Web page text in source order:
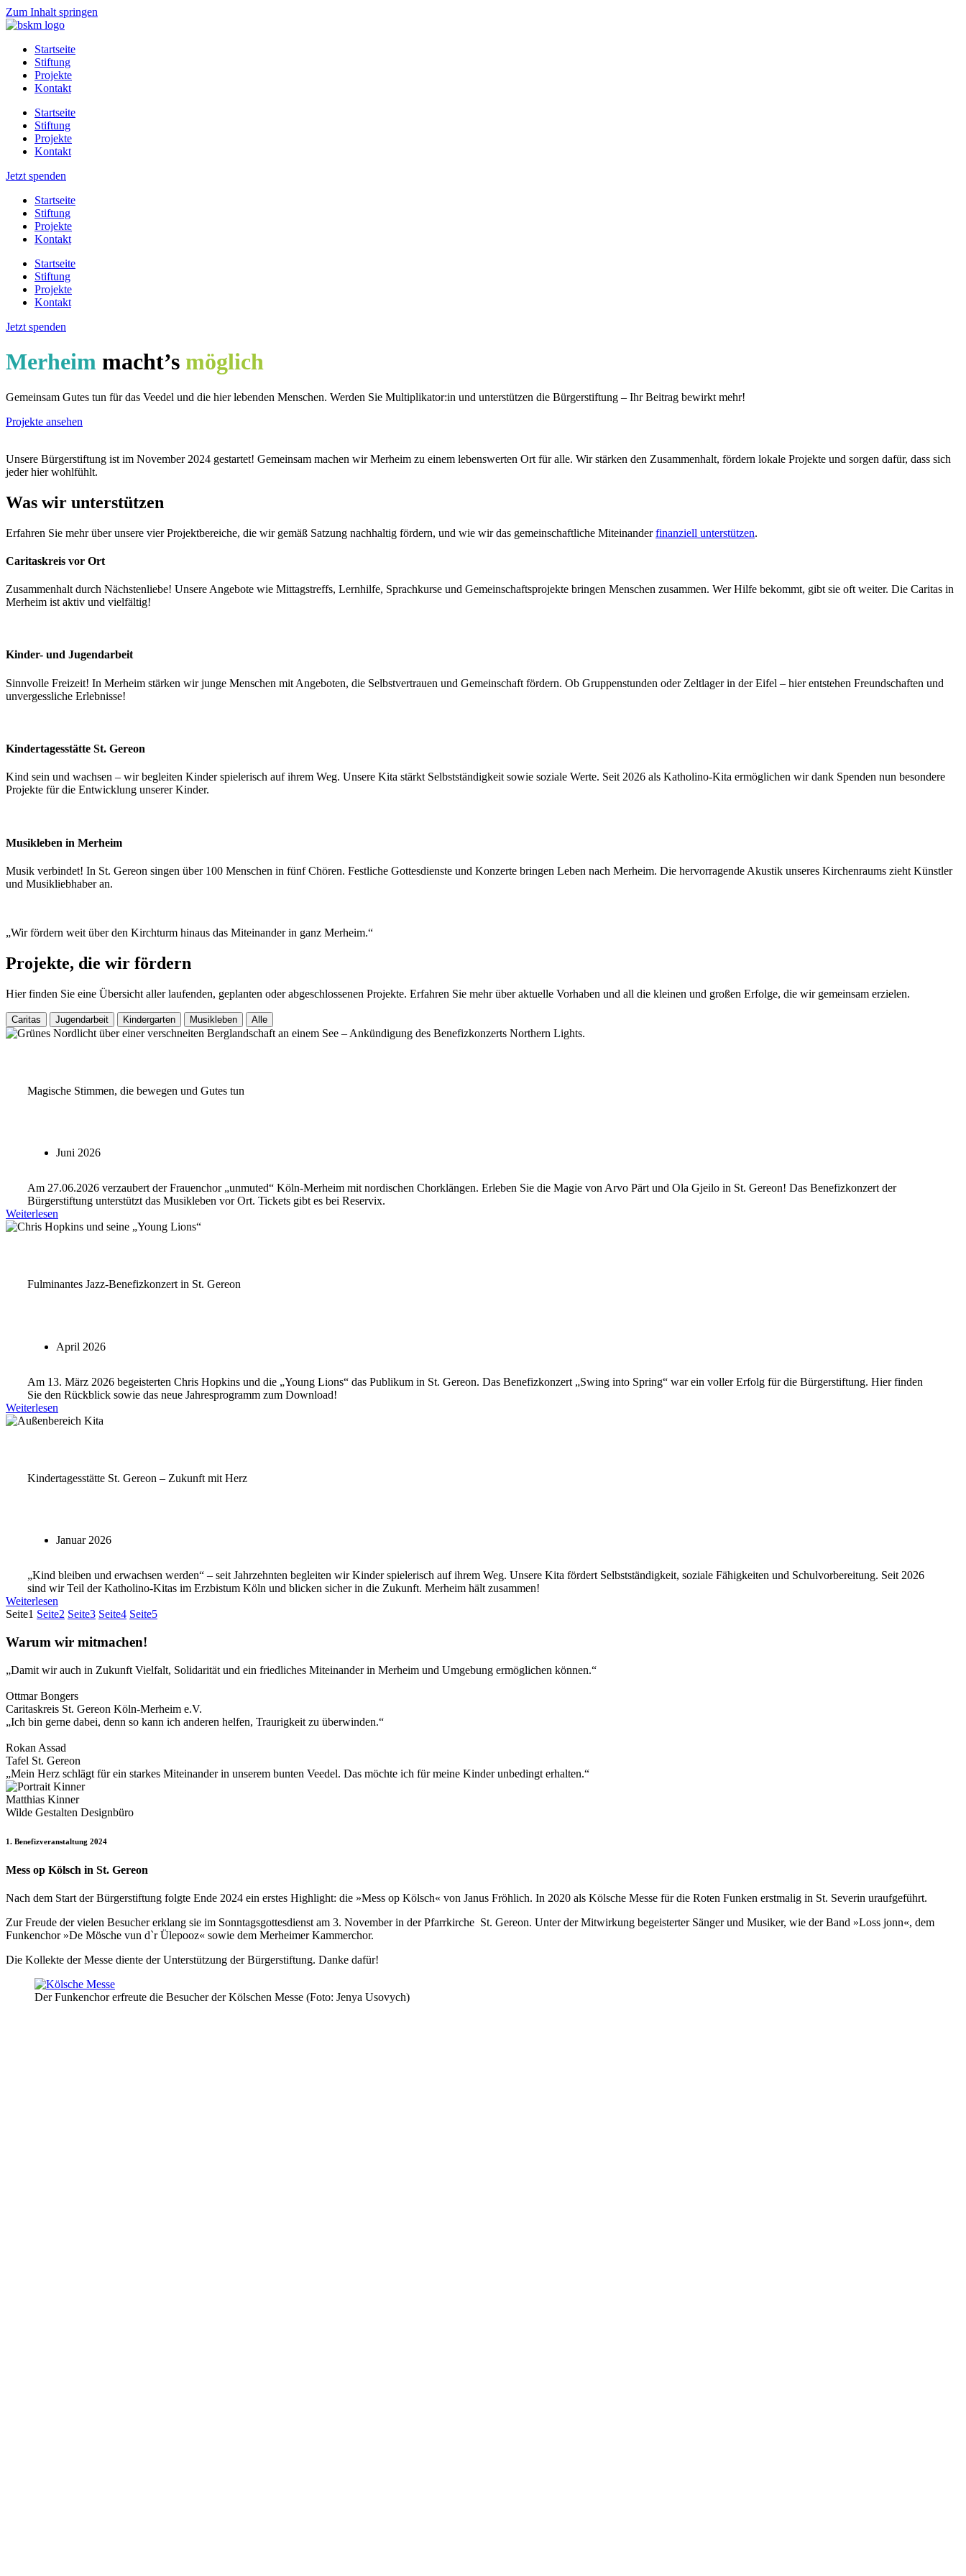
Zum Inhalt springen
Startseite
Stiftung
Projekte
Kontakt
Startseite
Stiftung
Projekte
Kontakt
Jetzt spenden
Startseite
Stiftung
Projekte
Kontakt
Startseite
Stiftung
Projekte
Kontakt
Jetzt spenden
Merheim macht’s möglich
Gemeinsam Gutes tun für das Veedel und die hier lebenden Menschen. Werden Sie Multiplikator:in und unterstützen die Bürgerstiftung – Ihr Beitrag bewirkt mehr!
Projekte ansehen
Unsere Bürgerstiftung ist im November 2024 gestartet! Gemeinsam machen wir Merheim zu einem lebenswerten Ort für alle. Wir stärken den Zusammenhalt, fördern lokale Projekte und sorgen dafür, dass sich
jeder hier wohlfühlt.
Was wir unterstützen
Erfahren Sie mehr über unsere vier Projektbereiche, die wir gemäß Satzung nachhaltig fördern, und wie wir das gemeinschaftliche Miteinanderfinanziell unterstützen.
Caritaskreis vor Ort
Zusammenhalt durch Nächstenliebe! Unsere Angebote wie Mittagstreffs, Lernhilfe, Sprachkurse und Gemeinschaftsprojekte bringen Menschen zusammen. Wer Hilfe bekommt, gibt sie oft weiter. Die Caritas in
Merheim ist aktiv und vielfältig!
Kinder- und Jugendarbeit
Sinnvolle Freizeit! In Merheim stärken wir junge Menschen mit Angeboten, die Selbstvertrauen und Gemeinschaft fördern. Ob Gruppenstunden oder Zeltlager in der Eifel – hier entstehen Freundschaften und
unvergessliche Erlebnisse!
Kindertages­stätte St. Gereon
Kind sein und wachsen – wir begleiten Kinder spielerisch auf ihrem Weg. Unsere Kita stärkt Selbstständigkeit sowie soziale Werte. Seit 2026 als Katholino-Kita ermöglichen wir dank Spenden nun besondere
Projekte für die Entwicklung unserer Kinder.
Musikleben in Merheim
Musik verbindet! In St. Gereon singen über 100 Menschen in fünf Chören. Festliche Gottesdienste und Konzerte bringen Leben nach Merheim. Die hervorragende Akustik unseres Kirchenraums zieht Künstler
und Musikliebhaber an.
„Wir fördern weit über den Kirchturm hinaus das Miteinander in ganz Merheim.“
Projekte, die wir fördern
Hier finden Sie eine Übersicht aller laufenden, geplanten oder abgeschlossenen Projekte. Erfahren Sie mehr über aktuelle Vorhaben und all die kleinen und großen Erfolge, die wir gemeinsam erzielen.
Caritas Jugendarbeit Kindergarten Musikleben Alle
Magische Stimmen, die bewegen und Gutes tun
Juni 2026
Am 27.06.2026 verzaubert der Frauenchor „unmuted“ Köln-Merheim mit nordischen Chorklängen. Erleben Sie die Magie von Arvo Pärt und Ola Gjeilo in St. Gereon! Das Benefizkonzert der
Bürgerstiftung unterstützt das Musikleben vor Ort. Tickets gibt es bei Reservix.
Weiterlesen
Fulminantes Jazz-Benefizkonzert in St. Gereon
April 2026
Am 13. März 2026 begeisterten Chris Hopkins und die „Young Lions“ das Publikum in St. Gereon. Das Benefizkonzert „Swing into Spring“ war ein voller Erfolg für die Bürgerstiftung. Hier finden
Sie den Rückblick sowie das neue Jahresprogramm zum Download!
Weiterlesen
Kindertagesstätte St. Gereon – Zukunft mit Herz
Januar 2026
„Kind bleiben und erwachsen werden“ – seit Jahrzehnten begleiten wir Kinder spielerisch auf ihrem Weg. Unsere Kita fördert Selbstständigkeit, soziale Fähigkeiten und Schulvorbereitung. Seit 2026
sind wir Teil der Katholino-Kitas im Erzbistum Köln und blicken sicher in die Zukunft. Merheim hält zusammen!
Weiterlesen
Seite1 Seite2 Seite3 Seite4 Seite5
Warum wir mitmachen!
„Damit wir auch in Zukunft Vielfalt, Solidarität und ein friedliches Miteinander in Merheim und Umgebung ermöglichen können.“
Ottmar Bongers
Caritaskreis St. Gereon Köln-Merheim e.V.
„Ich bin gerne dabei, denn so kann ich anderen helfen, Traurigkeit zu überwinden.“
Rokan Assad
Tafel St. Gereon
„Mein Herz schlägt für ein starkes Miteinander in unserem bunten Veedel. Das möchte ich für meine Kinder unbedingt erhalten.“
Matthias Kinner
Wilde Gestalten Designbüro
1. Benefizveranstaltung 2024
Mess op Kölsch in St. Gereon
Nach dem Start der Bürgerstiftung folgte Ende 2024 ein erstes Highlight: die »Mess op Kölsch« von Janus Fröhlich. In 2020 als Kölsche Messe für die Roten Funken erstmalig in St. Severin uraufgeführt.
Zur Freude der vielen Besucher erklang sie im Sonntagsgottesdienst am 3. November in der Pfarrkirche St. Gereon. Unter der Mitwirkung begeisterter Sänger und Musiker, wie der Band »Loss jonn«, dem
Funkenchor »De Mösche vun d`r Ülepooz« sowie dem Merheimer Kammerchor.
Die Kollekte der Messe diente der Unterstützung der Bürgerstiftung. Danke dafür!
Der Funkenchor erfreute die Besucher der Kölschen Messe (Foto: Jenya Usovych)